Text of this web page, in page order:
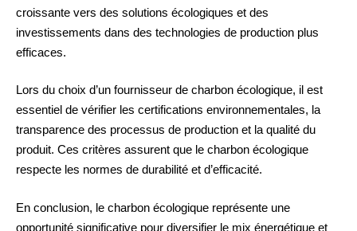
croissante vers des solutions écologiques et des
investissements dans des technologies de production plus
efficaces.
Lors du choix d’un fournisseur de charbon écologique, il est
essentiel de vérifier les certifications environnementales, la
transparence des processus de production et la qualité du
produit. Ces critères assurent que le charbon écologique
respecte les normes de durabilité et d’efficacité.
En conclusion, le charbon écologique représente une
opportunité significative pour diversifier le mix énergétique et